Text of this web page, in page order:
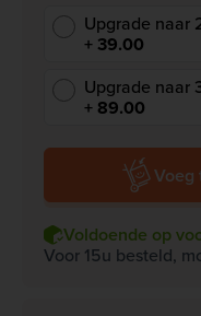
Upgrade naar
+ 39.00
Upgrade naar
+ 89.00
Voeg
Voldoende op
Voor 15u besteld,